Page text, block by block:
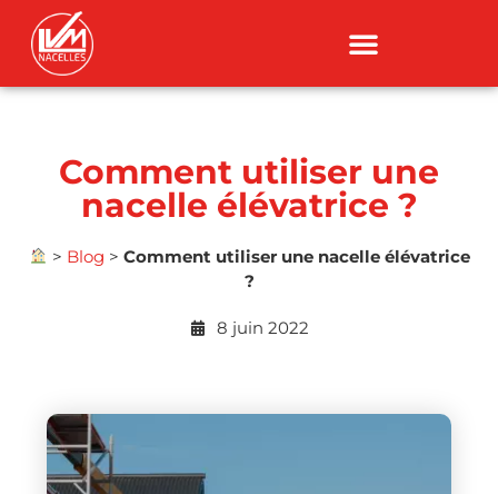
Comment utiliser une
nacelle élévatrice ?
> Blog > Comment utiliser une nacelle élévatrice
?
8 juin 2022